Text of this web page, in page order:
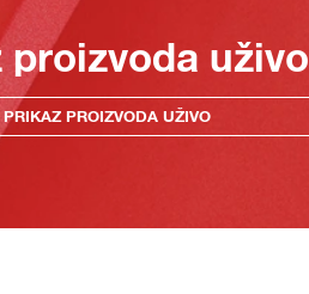
uživo
PROIZVODA UŽIVO